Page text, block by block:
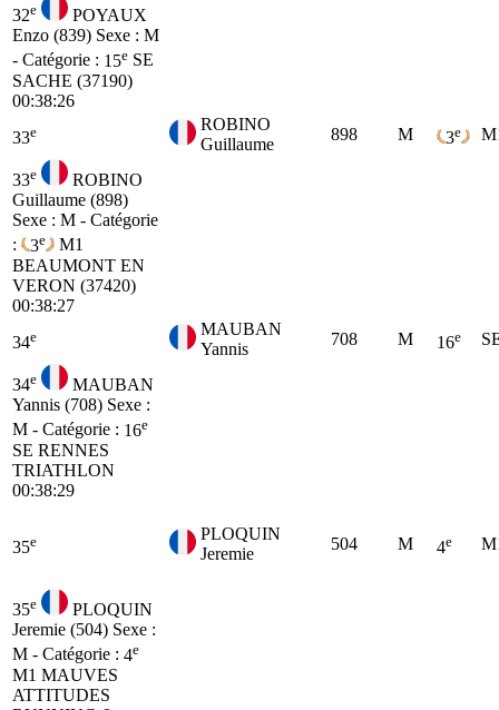
32e
POYAUX
Enzo (839) Sexe : M
- Catégorie : 15e SE
SACHE (37190)
00:38:26
33e
ROBINO
Guillaume
898 M 3e
33e
ROBINO
Guillaume (898)
Sexe : M - Catégorie
:
3e
M1
BEAUMONT EN
VERON (37420)
00:38:27
34e
MAUBAN
Yannis
708 M 16e
34e
MAUBAN
Yannis (708) Sexe :
M - Catégorie : 16e
SE RENNES
TRIATHLON
00:38:29
35e
PLOQUIN
Jeremie
504 M 4e
35e
PLOQUIN
Jeremie (504) Sexe :
M - Catégorie : 4e
M1 MAUVES
ATTITUDES